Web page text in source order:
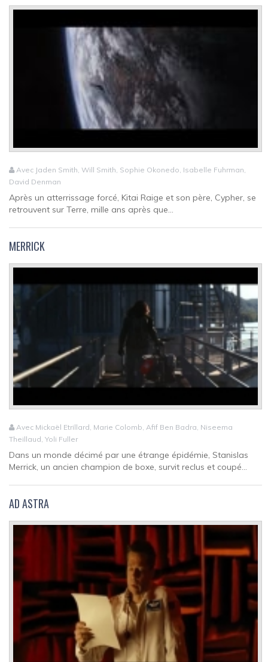
Avec Jaden Smith, Will Smith, Sophie Okonedo, Isabelle Fuhrman,
David Denman
Après un atterrissage forcé, Kitai Raige et son père, Cypher, se
retrouvent sur Terre, mille ans après que...
MERRICK
Avec Mickaël Etrillard, Marie Colomb, Afif Ben Badra, Niseema
Theillaud, Yoli Fuller
Dans un monde décimé par une étrange épidémie, Stanislas
Merrick, un ancien champion de boxe, survit reclus et coupé...
AD ASTRA